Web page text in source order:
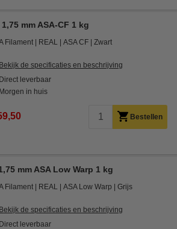
mm ASA-CF 1 kg
Filament REAL ASA CF Zwart
Bekijk de specificaties en beschrijving
Direct leverbaar
Morgen in huis
Bestellen
mm ASA Low Warp 1 kg
Filament REAL ASA Low Warp Grijs
Bekijk de specificaties en beschrijving
Direct leverbaar